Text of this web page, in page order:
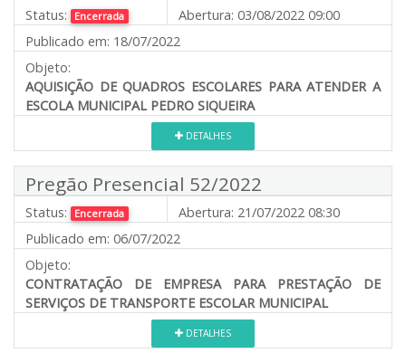
Status: Encerrada Abertura: 03/08/2022 09:00
Publicado em: 18/07/2022
Objeto:
AQUISIÇÃO DE QUADROS ESCOLARES PARA ATENDER A
ESCOLA MUNICIPAL PEDRO SIQUEIRA
DETALHES
Pregão Presencial 52/2022
Status: Encerrada Abertura: 21/07/2022 08:30
Publicado em: 06/07/2022
Objeto:
CONTRATAÇÃO DE EMPRESA PARA PRESTAÇÃO DE
SERVIÇOS DE TRANSPORTE ESCOLAR MUNICIPAL
DETALHES